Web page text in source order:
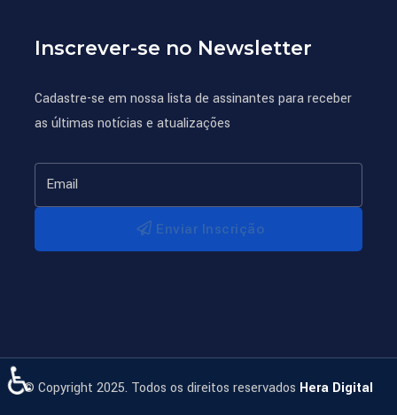
Inscrever-se no Newsletter
Cadastre-se em nossa lista de assinantes para receber
as últimas notícias e atualizações
Enviar Inscrição
© Copyright 2025. Todos os direitos reservados Hera Digital